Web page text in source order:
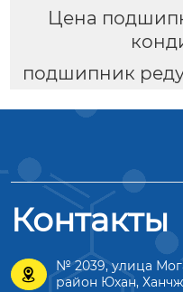
Цена
подшипник
Контакты

№ 2039, улица
район Юхан,